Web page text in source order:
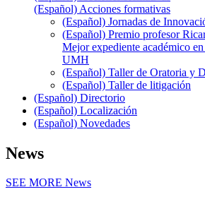
(Español) Acciones formativas
(Español) Jornadas de
(Español) Premio profesor
Mejor expediente académico
UMH
(Español) Taller de Oratoria y
(Español) Taller de litigación
(Español) Directorio
(Español) Localización
(Español) Novedades
News
SEE MORE News